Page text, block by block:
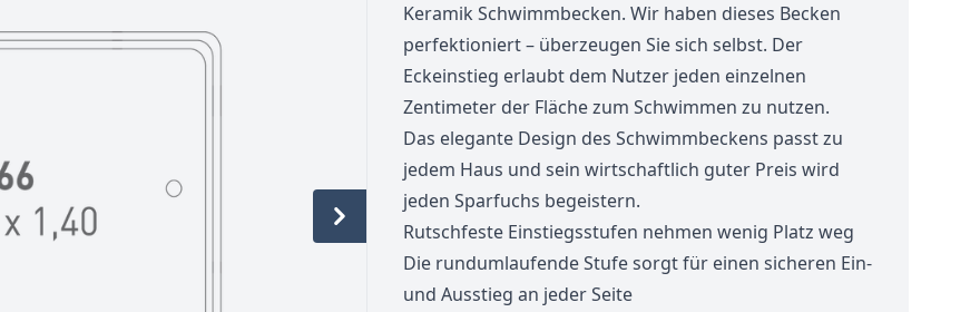
Keramik Schwimmbecken. Wir haben dieses Becken
perfektioniert – überzeugen Sie sich selbst. Der
Eckeinstieg erlaubt dem Nutzer jeden einzelnen
Zentimeter der Fläche zum Schwimmen zu nutzen.
Das elegante Design des Schwimmbeckens passt zu
jedem Haus und sein wirtschaftlich guter Preis wird
jeden Sparfuchs begeistern.
Rutschfeste Einstiegsstufen nehmen wenig Platz weg
Die rundumlaufende Stufe sorgt für einen sicheren Ein-
und Ausstieg an jeder Seite